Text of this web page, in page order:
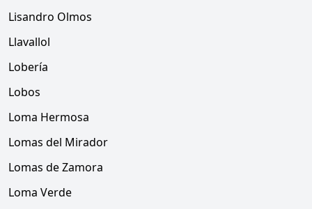
Lisandro Olmos
Llavallol
Lobería
Lobos
Loma Hermosa
Lomas del Mirador
Lomas de Zamora
Loma Verde